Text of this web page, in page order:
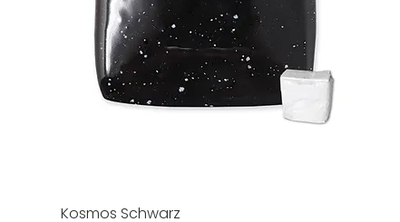
Kosmos Schwarz